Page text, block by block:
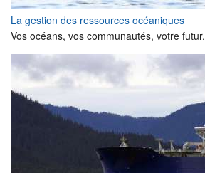
La gestion des ressources océaniques
Vos océans, vos communautés, votre futur.